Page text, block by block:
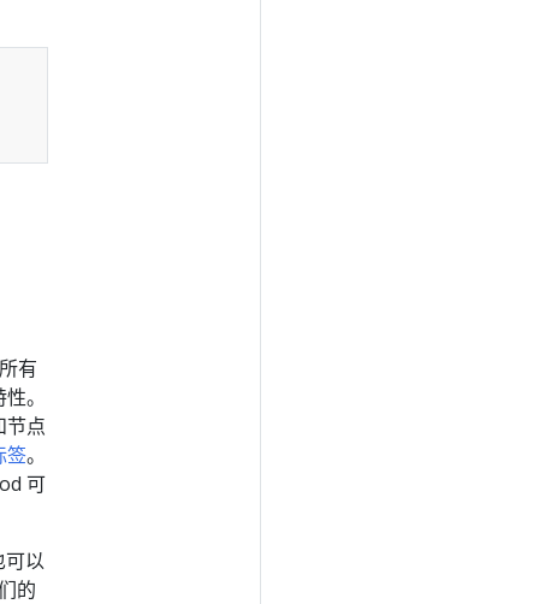
有
。
节点
签。
可
以
的